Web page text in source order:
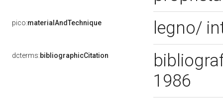
pico:materialAndTechnique legno/
dcterms:bibliographicCitation
1986